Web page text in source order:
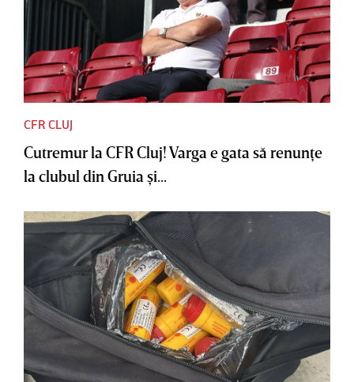
CFR CLUJ
Cutremur la CFR Cluj! Varga e gata să renunţe
la clubul din Gruia şi...